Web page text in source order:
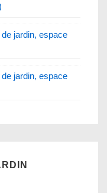
jardin, espace
jardin, espace